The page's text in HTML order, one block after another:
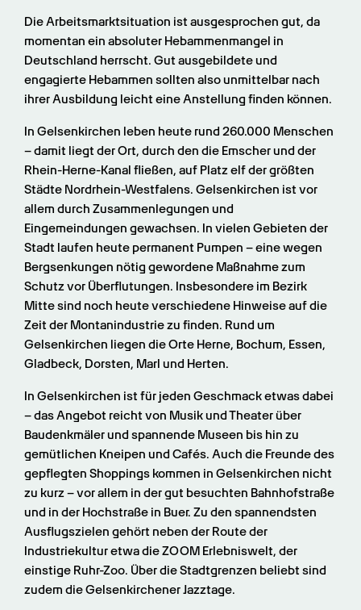
Die Arbeitsmarktsituation ist ausgesprochen gut, da
momentan ein absoluter Hebammenmangel in
Deutschland herrscht. Gut ausgebildete und
engagierte Hebammen sollten also unmittelbar nach
ihrer Ausbildung leicht eine Anstellung finden können.
In Gelsenkirchen leben heute rund 260.000 Menschen
– damit liegt der Ort, durch den die Emscher und der
Rhein-Herne-Kanal fließen, auf Platz elf der größten
Städte Nordrhein-Westfalens. Gelsenkirchen ist vor
allem durch Zusammenlegungen und
Eingemeindungen gewachsen. In vielen Gebieten der
Stadt laufen heute permanent Pumpen – eine wegen
Bergsenkungen nötig gewordene Maßnahme zum
Schutz vor Überflutungen. Insbesondere im Bezirk
Mitte sind noch heute verschiedene Hinweise auf die
Zeit der Montanindustrie zu finden. Rund um
Gelsenkirchen liegen die Orte Herne, Bochum, Essen,
Gladbeck, Dorsten, Marl und Herten.
In Gelsenkirchen ist für jeden Geschmack etwas dabei
– das Angebot reicht von Musik und Theater über
Baudenkmäler und spannende Museen bis hin zu
gemütlichen Kneipen und Cafés. Auch die Freunde des
gepflegten Shoppings kommen in Gelsenkirchen nicht
zu kurz – vor allem in der gut besuchten Bahnhofstraße
und in der Hochstraße in Buer. Zu den spannendsten
Ausflugszielen gehört neben der Route der
Industriekultur etwa die ZOOM Erlebniswelt, der
einstige Ruhr-Zoo. Über die Stadtgrenzen beliebt sind
zudem die Gelsenkirchener Jazztage.